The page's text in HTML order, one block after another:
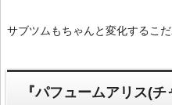
サブツムもちゃんと変化するこだ
『パフュームアリス(